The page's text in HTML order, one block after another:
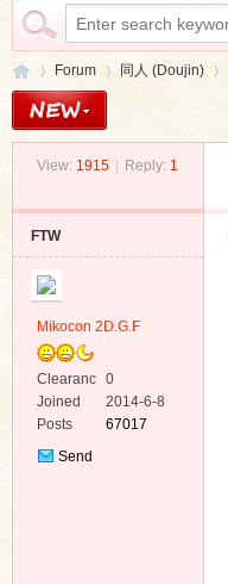
Forum
›
同人 (Doujin)
View: 1915 Reply: 1
FTW
Mikocon 2D.G.F
Clearanc
e
0
Joined
2014-6-8
Posts
67017
Send